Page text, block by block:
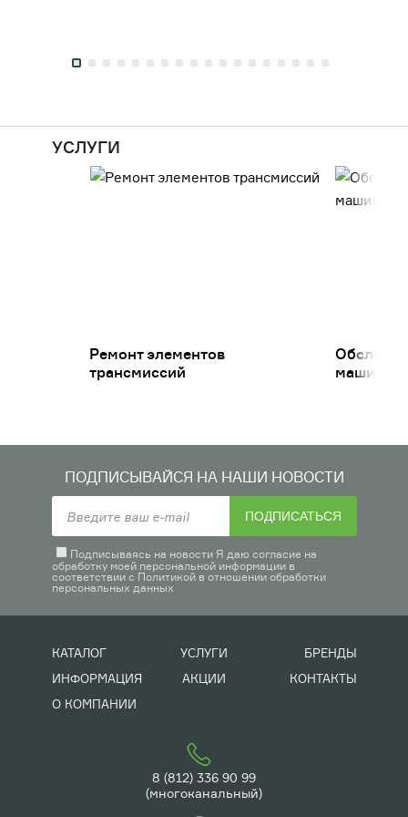
УСЛУГИ
Ремонт элементов
трансмиссий
машин
ПОДПИСЫВАЙСЯ НА НАШИ НОВОСТИ
ПОДПИСАТЬСЯ
Подписываясь на новости Я даю согласие на
обработку моей персональной информации в
соответствии с Политикой в отношении обработки
персональных данных
КАТАЛОГ УСЛУГИ
БРЕНДЫ
ИНФОРМАЦИЯ
АКЦИИ
КОНТАКТЫ
О КОМПАНИИ
8 (812) 336 90 99
(многоканальный)